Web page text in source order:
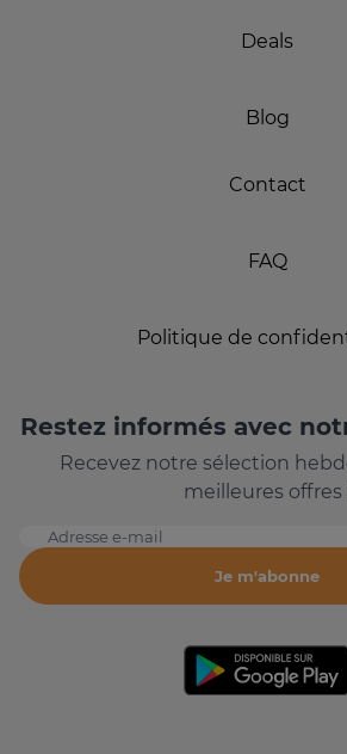
Deals
Blog
Contact
FAQ
Politique de
Restez informés avec
Recevez notre sélection
meilleures offres
Adresse e-mail
Je m'abonne